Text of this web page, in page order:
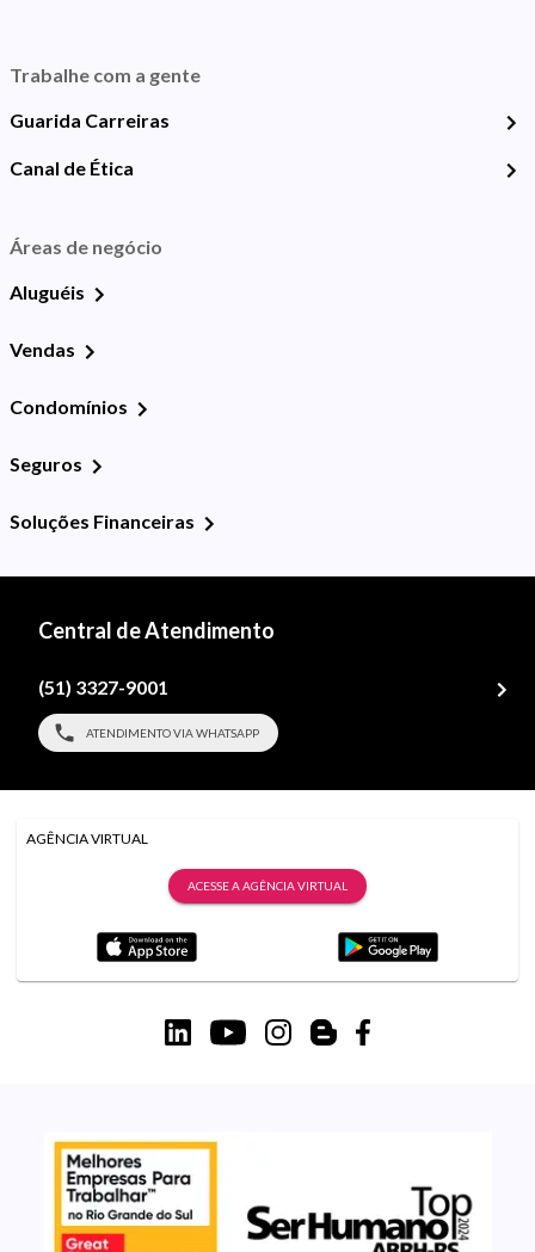
Trabalhe com a gente
Guarida Carreiras
Canal de Ética
Áreas de negócio
Aluguéis
Vendas
Condomínios
Seguros
Soluções Financeiras
Central de Atendimento
(51) 3327-9001
ATENDIMENTO VIA WHATSAPP
AGÊNCIA VIRTUAL
ACESSE A AGÊNCIA VIRTUAL